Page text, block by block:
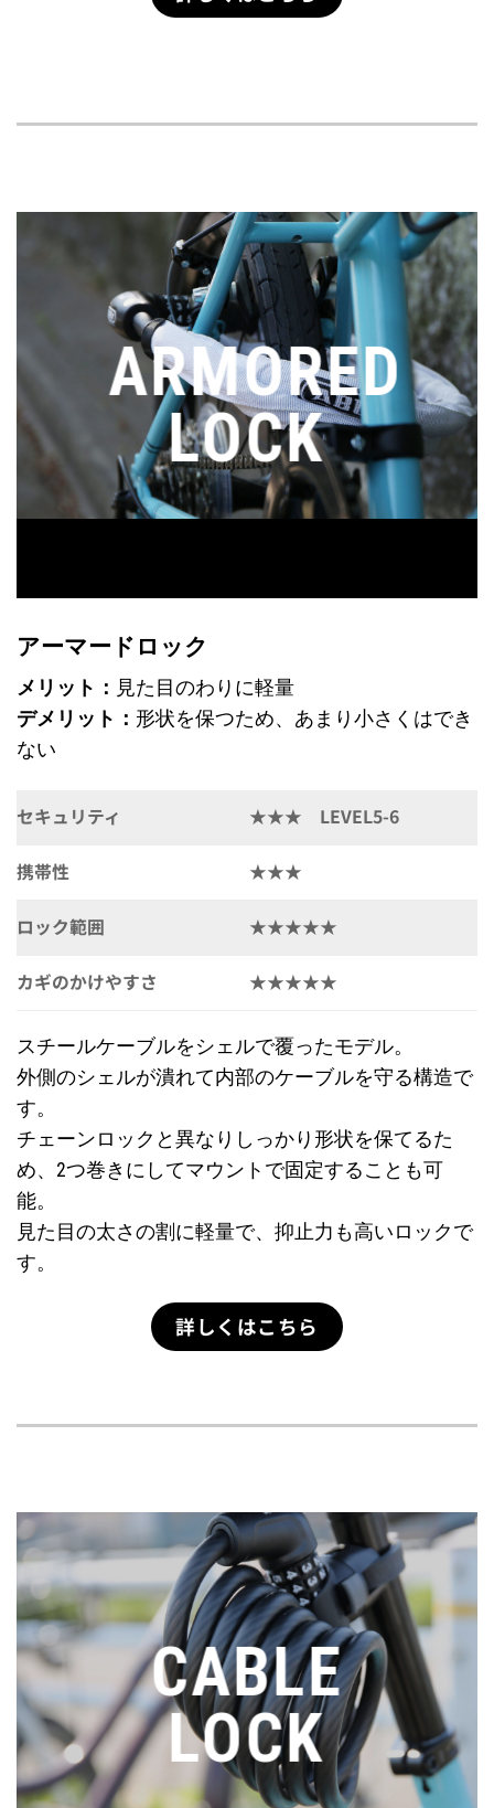
ARMORED
LOCK
アーマードロック
メリット： 見た目のわりに軽量
デメリット： 形状を保つため、あまり小さくはでき
ない
セキュリティ ★★★ LEVEL5-6
携帯性 ★★★
ロック範囲 ★★★★★
カギのかけやすさ ★★★★★
スチールケーブルをシェルで覆ったモデル。
外側のシェルが潰れて内部のケーブルを守る構造で
す。
チェーンロックと異なりしっかり形状を保てるた
め、2つ巻きにしてマウントで固定することも可
能。
見た目の太さの割に軽量で、抑止力も高いロックで
す。
詳しくはこちら
CABLE
LOCK